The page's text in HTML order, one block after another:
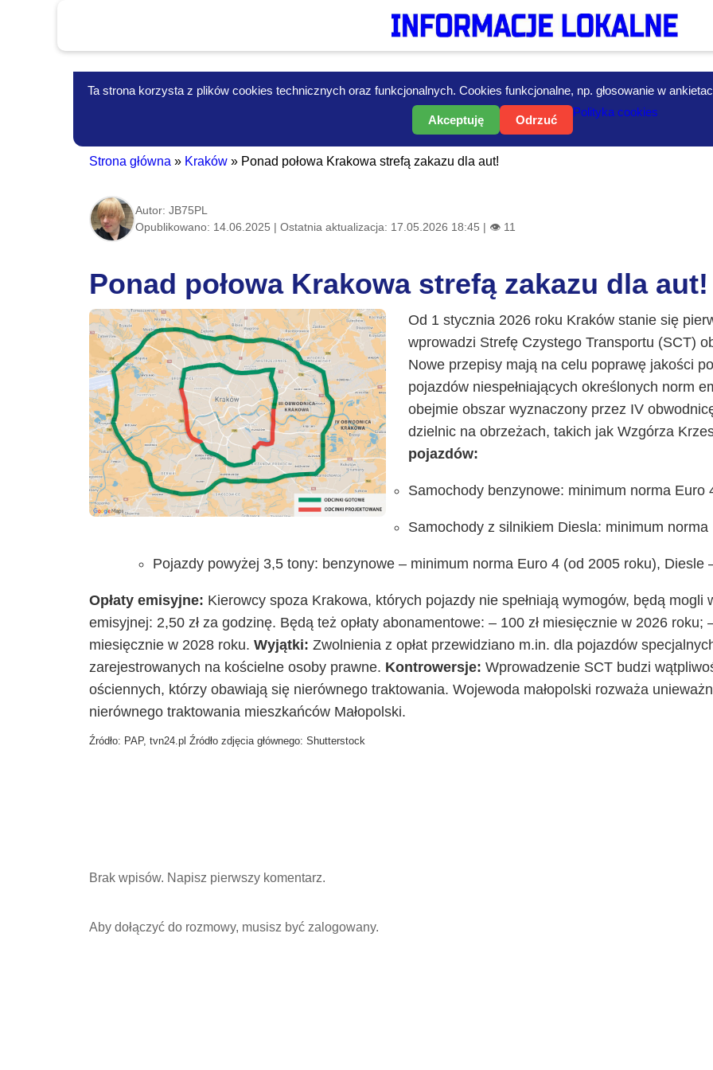
Ta strona korzysta z plików cookies technicznych oraz funkcjonalnych. Cookies funkcjonalne, np. głosowanie w
Akceptuję Odrzuć
Polityka cookies
Strona główna » Kraków » Ponad połowa Krakowa strefą zakazu dla aut!
Autor: JB75PL
Opublikowano: 14.06.2025 | Ostatnia aktualizacja: 17.05.2026 18:45 | 👁 11
Ponad połowa Krakowa strefą zakazu dla aut!
Informacje-Lokalne.PL
Od 1 stycznia 2026 roku Kraków stanie się
wprowadzi Strefę Czystego Transportu (SCT)
Nowe przepisy mają na celu poprawę jakości
pojazdów niespełniających określonych norm
obejmie obszar wyznaczony przez IV
dzielnic na obrzeżach, takich jak Wzgórza
pojazdów:
Samochody benzynowe: minimum norma
Samochody z silnikiem Diesla: minimum
Pojazdy powyżej 3,5 tony: benzynowe – minimum norma Euro 4 (od 2005 roku),
Opłaty emisyjne: Kierowcy spoza Krakowa, których pojazdy nie spełniają wymogów, będą mogli
emisyjnej: 2,50 zł za godzinę. Będą też opłaty abonamentowe: – 100 zł miesięcznie w 2026 roku;
miesięcznie w 2028 roku. Wyjątki: Zwolnienia z opłat przewidziano m.in. dla pojazdów
zarejestrowanych na kościelne osoby prawne. Kontrowersje: Wprowadzenie SCT budzi
ościennych, którzy obawiają się nierównego traktowania. Wojewoda małopolski rozważa
nierównego traktowania mieszkańców Małopolski.
Źródło: PAP, tvn24.pl Źródło zdjęcia głównego: Shutterstock
Brak wpisów. Napisz pierwszy komentarz.
Aby dołączyć do rozmowy, musisz być zalogowany.